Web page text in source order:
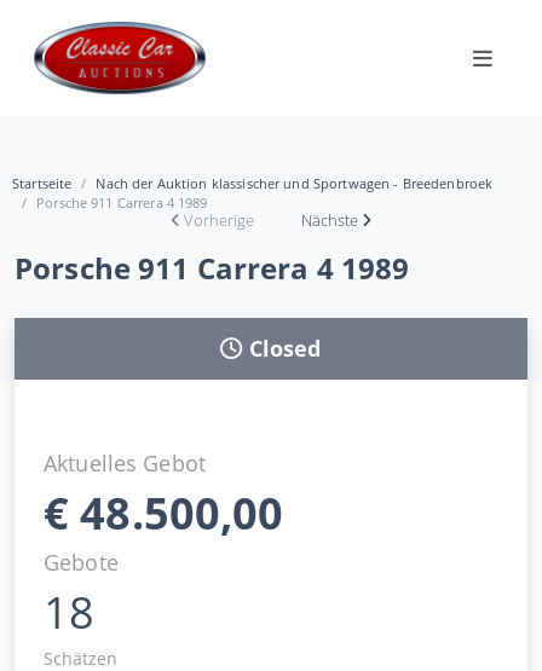
Startseite
Nach der Auktion klassischer und Sportwagen - Breedenbroek
Porsche 911 Carrera 4 1989
Vorherige Nächste
Porsche 911 Carrera 4 1989
Closed
Aktuelles Gebot
€48.500,00
Gebote
18
Schätzen